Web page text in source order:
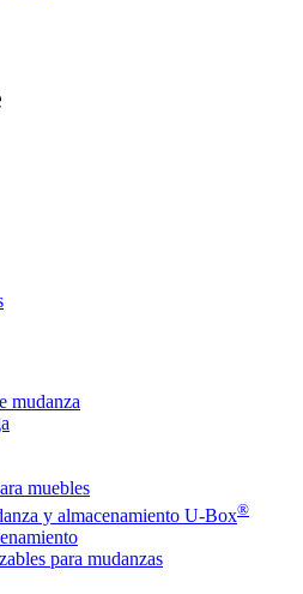
mudanza
muebles
y almacenamiento U-Box®
para mudanzas